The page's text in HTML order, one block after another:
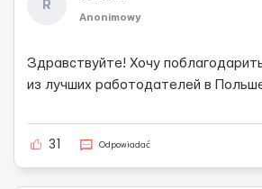
R
Anonimowy
Здравствуйте! Хочу
из лучших работодателей в
31 Odpowiadać